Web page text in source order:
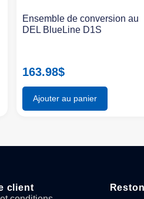
Ensemble de conversion au
DEL BlueLine D1S
163.98$
Ajouter au panier
client